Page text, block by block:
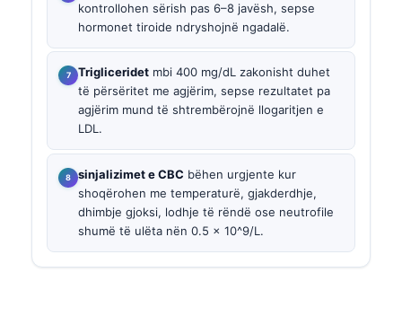
kontrollohen sërish pas 6–8 javësh, sepse
hormonet tiroide ndryshojnë ngadalë.
Trigliceridet mbi 400 mg/dL zakonisht duhet
të përsëritet me agjërim, sepse rezultatet pa
agjërim mund të shtrembërojnë llogaritjen e
LDL.
sinjalizimet e CBC bëhen urgjente kur
shoqërohen me temperaturë, gjakderdhje,
dhimbje gjoksi, lodhje të rëndë ose neutrofile
shumë të ulëta nën 0.5 x 10^9/L.